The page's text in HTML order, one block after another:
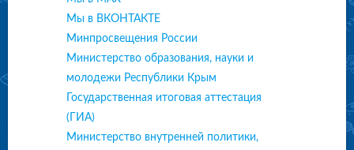
Мы в ВКОНТАКТЕ
Минпросвещения России
Министерство образования, науки и
молодежи Республики Крым
Государственная итоговая аттестация
(ГИА)
Министерство внутренней политики,